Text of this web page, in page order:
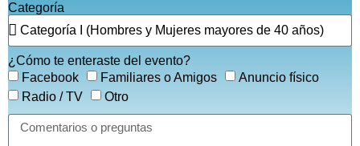
Categoría
¿Cómo te enteraste del evento?
Facebook
Familiares o Amigos
Anuncio físico
Radio / TV
Otro